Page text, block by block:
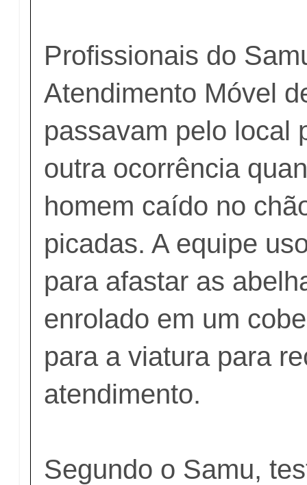
Profissionais do
Atendimento Móvel
passavam pelo local
outra ocorrência
homem caído no
picadas. A equipe
para afastar as
enrolado em um
para a viatura para
atendimento.
Segundo o Samu,